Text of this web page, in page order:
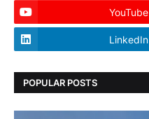
YouTube
LinkedIn
POPULAR POSTS